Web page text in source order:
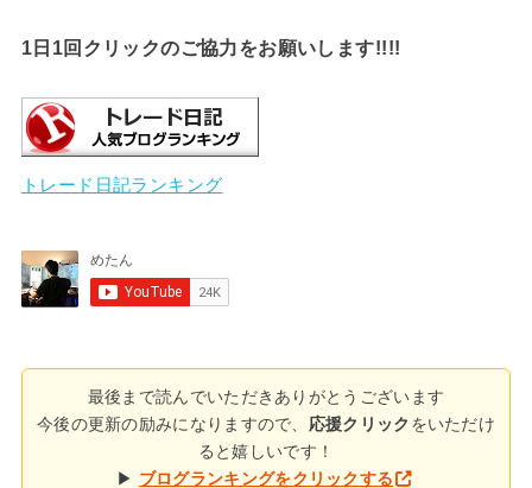
1日1回クリックのご協力をお願いします!!!!
トレード日記ランキング
最後まで読んでいただきありがとうございます
今後の更新の励みになりますので、 応援クリック をいただけ
ると嬉しいです！
▶ ブログランキングをクリックする